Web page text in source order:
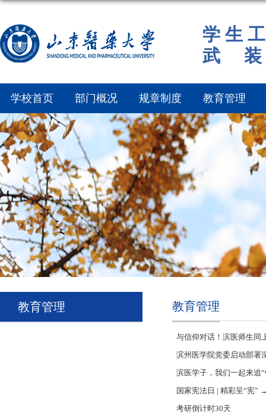
学 生
武
学校首页 部门概况 规章制度 教育管理
教育管理 教育管理
与信仰对话！滨医师生同
滨州医学院党委启动部署
滨医学子，我们一起来追
国家宪法日 | 精彩呈“宪”
考研倒计时30天